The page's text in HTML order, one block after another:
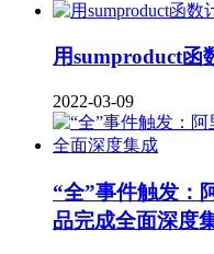
用sumproduct函
2022-03-09
“全”事件触发：
品完成全面深度